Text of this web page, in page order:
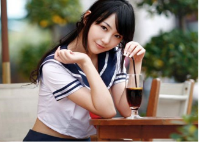
美女车模 +10
【海边落日】 +10
柳州滨江生态公园(莫道江网红桥)
在建中的南宁—凭祥高铁龙州站
甲辰仲春荔江行(1) +10
桂东拾掇（3） +10